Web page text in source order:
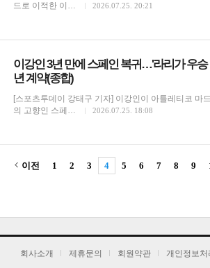
드로 이적한 이…
2026.07.25. 20:21
이강인 3년 만에 스페인 복귀…'라리가 우승
년 계약(종합)
[스포츠투데이 강태구 기자] 이강인이 아틀레티코 마
의 고향인 스페…
2026.07.25. 18:08
이전 1 2 3 4 5 6 7 8 9
회사소개 제휴문의 회원약관 개인정보처